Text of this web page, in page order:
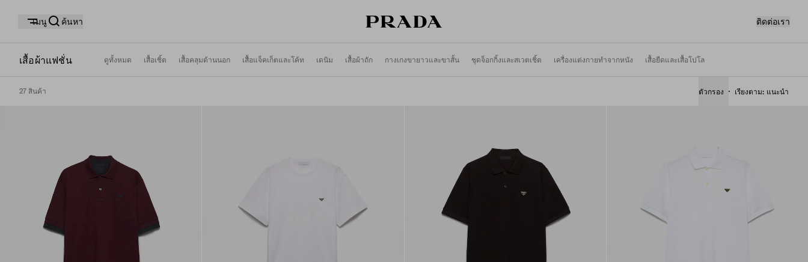
เมนู ค้นหา ติดต่อเรา
เสื้อผ้าแฟชั่น ดูทั้งหมด เสื้อเชิ้ต เสื้อคลุมด้านนอก เสื้อแจ็คเก็ตและโค้ท เดนิม เสื้อผ้าถัก กางเกงขายาวและขาสั้น ชุดจ็อกกิ้งและสเวตเชิ้ต เครื่องแต่งกายทำจากหนัง เสื้อยืดและเสื้อโปโล
27 สินค้า ตัวกรอง เรียงตาม แนะนำ